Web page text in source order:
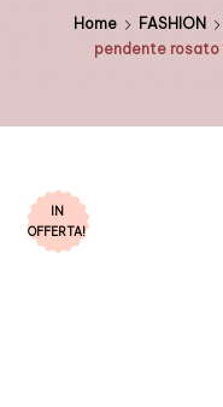
Home FASHION
pendente
IN
OFFERTA!